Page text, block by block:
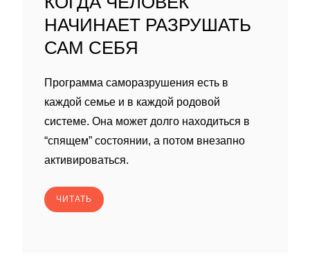
НАЧИНАЕТ РАЗРУШАТЬ
САМ СЕБЯ
Программа саморазрушения есть в
каждой семье и в каждой родовой
системе. Она может долго находиться в
“спящем” состоянии, а потом внезапно
активироваться.
ЧИТАТЬ